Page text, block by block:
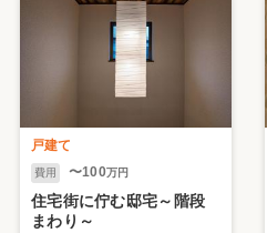
戸建て
費用 〜100万円
住宅街に佇む邸宅～階段
まわり～